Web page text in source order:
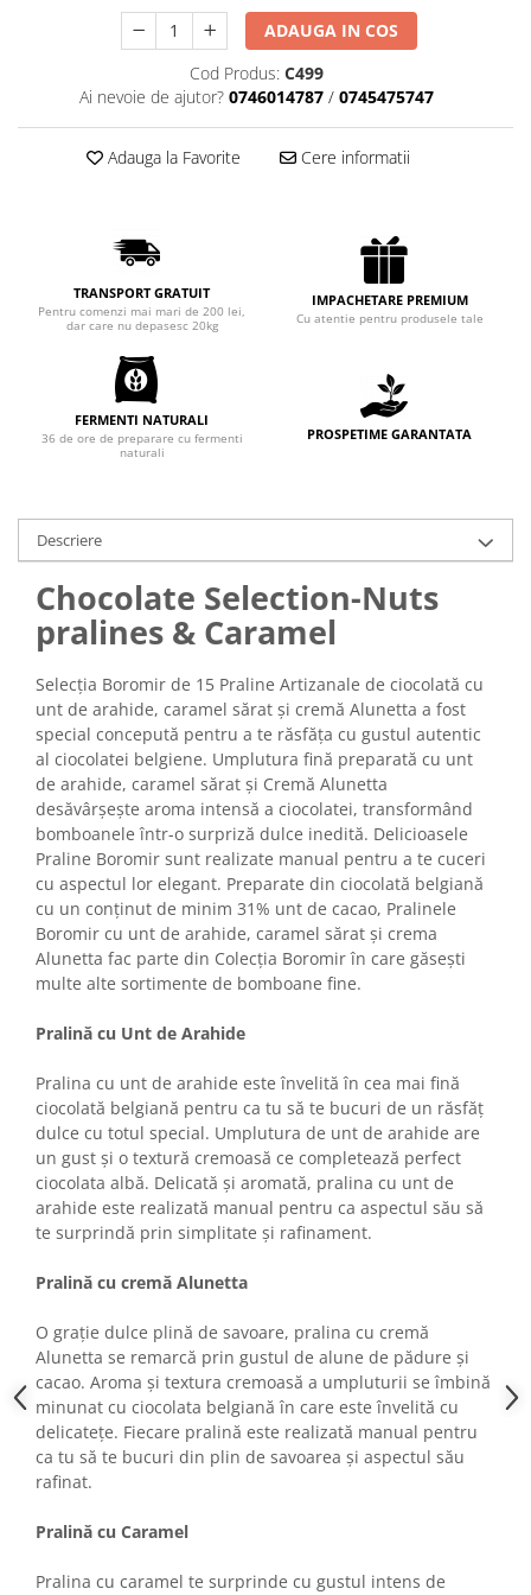
Checurile Royal
Prajituri nuci
Prajituri Red Collection
Prajituri cu fructe
Prajituri cafea
Prajituri de Craciun
Torturi ambalate
Torti
Turta dulce
Turta dulce de Sibiu
Turta dulce cu miere
Croissant Duofino
Croissant cu maia
Cornulete
Boromele
Cornulete fragede
Pasca
Pasca Fresh
Cereale
Paine
Chifle
Snack-uri sărate
Covrigi cu ulei de masline
Covrigi de Buzau
Grisine
Crochete
Faina
Arpacas si pesmet
Malai
Produse congelate
Panificatie congelata
Patiserie congelata
Baton Cookie congelat
ADAUGA IN COS
Cod Produs: C499
Ai nevoie de ajutor? 0746014787 / 0745475747
Adauga la Favorite Cere informatii
TRANSPORT GRATUIT
Pentru comenzi mai mari de 200 lei,
dar care nu depasesc 20kg
IMPACHETARE PREMIUM
Cu atentie pentru produsele tale
FERMENTI NATURALI
36 de ore de preparare cu fermenti
naturali
PROSPETIME GARANTATA
Descriere
Chocolate Selection-Nuts
pralines & Caramel
Selecția Boromir de 15 Praline Artizanale de ciocolată cu
unt de arahide, caramel sărat și cremă Alunetta a fost
special concepută pentru a te răsfăța cu gustul autentic
al ciocolatei belgiene. Umplutura fină preparată cu unt
de arahide, caramel sărat și Cremă Alunetta
desăvârșește aroma intensă a ciocolatei, transformând
bomboanele într-o surpriză dulce inedită. Delicioasele
Praline Boromir sunt realizate manual pentru a te cuceri
cu aspectul lor elegant. Preparate din ciocolată belgiană
cu un conținut de minim 31% unt de cacao, Pralinele
Boromir cu unt de arahide, caramel sărat și crema
Alunetta fac parte din Colecția Boromir în care găsești
multe alte sortimente de bomboane fine.
Pralină cu Unt de Arahide
Pralina cu unt de arahide este învelită în cea mai fină
ciocolată belgiană pentru ca tu să te bucuri de un răsfăț
dulce cu totul special. Umplutura de unt de arahide are
un gust și o textură cremoasă ce completează perfect
ciocolata albă. Delicată și aromată, pralina cu unt de
arahide este realizată manual pentru ca aspectul său să
te surprindă prin simplitate și rafinament.
Pralină cu cremă Alunetta
O grație dulce plină de savoare, pralina cu cremă
Alunetta se remarcă prin gustul de alune de pădure și
cacao. Aroma și textura cremoasă a umpluturii se îmbină
minunat cu ciocolata belgiană în care este învelită cu
delicatețe. Fiecare pralină este realizată manual pentru
ca tu să te bucuri din plin de savoarea și aspectul său
rafinat.
Pralină cu Caramel
Pralina cu caramel te surprinde cu gustul intens de